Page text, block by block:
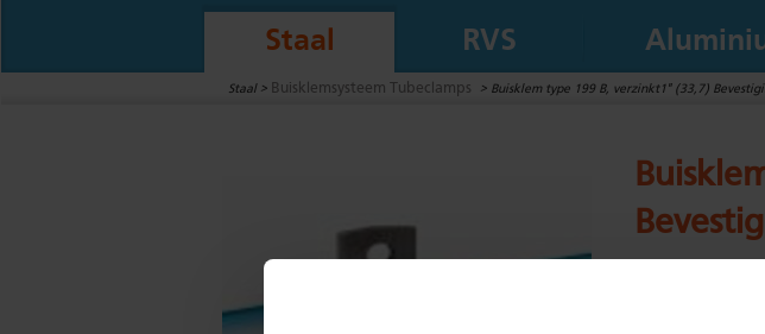
Staal RVS
Staal > Buisklemsysteem Tubeclamps > Buisklem type 199 B, verzinkt1" (33,7)